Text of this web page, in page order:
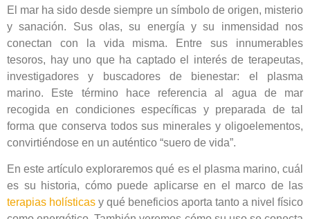
El mar ha sido desde siempre un símbolo de origen, misterio
y sanación. Sus olas, su energía y su inmensidad nos
conectan con la vida misma. Entre sus innumerables
tesoros, hay uno que ha captado el interés de terapeutas,
investigadores y buscadores de bienestar: el plasma
marino. Este término hace referencia al agua de mar
recogida en condiciones específicas y preparada de tal
forma que conserva todos sus minerales y oligoelementos,
convirtiéndose en un auténtico “suero de vida”.
En este artículo exploraremos qué es el plasma marino, cuál
es su historia, cómo puede aplicarse en el marco de las
terapias holísticas y qué beneficios aporta tanto a nivel físico